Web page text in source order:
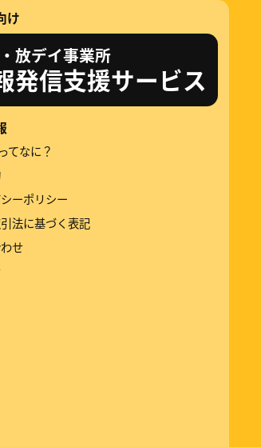
け
放デイ事業所
発信支援サービス
てなに？
ーポリシー
法に基づく表記
せ